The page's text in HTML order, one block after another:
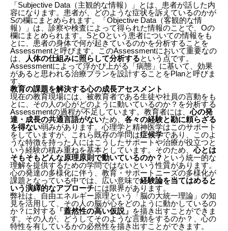
「Subjective Data（主観的な情報）」とは、患者が話した内
容になります。患者が、どのような症状を訴えているのかが
Sの欄にまとめられます。「Objective Data（客観的な情
報）」は、診察や検査によって得られた情報のことで、Oの
欄にまとめられます。SとOという患者についての情報をも
とに、患者の身体で何が起きているのかを分析することを
Assessmentと呼びます。このAssessmentにおいて重要なの
は、
人体の仕組みに照らして分析するという点です。
Assessmentによって浮かび上がる「病態」に基いて、効果
があると思われる治療プランを設計することをPlanと呼びま
す。
教育の課題を解決する心の成長アセスメント
現在の教育現場には、被教育者である生徒や社員の言動をも
とに、その人の心がどのように動いているのか？を分析する
Assessmentの過程が不足しています。教育者には、心の発
達・成長の共通言語がないため、 各々の経験と勘に頼らざる
を得ない弱みがあります。心理学と精神医学はこのサポート
をしていますが、これら既存の学問は症候学であり、このよ
うな特徴を持った人にはこうしたサポートや治療が役立つと
いう経験の積み重ねを基本としています。そのため、心とは
そもそもどんな原理原則で動いているのか？ という統一的な
理解を提供するための学問ではないという性質があります。
心の発達の多様化に伴う、教育・サポートニーズの多様化が
課題となっている中では、広い意味で経験論を当てはめると
いう演繹的なアプローチには限界があります。
弊社は、自由エネルギー原理という「脳の大統一理論」の知
見を活用して、その人の脳が心をどのように動かしているの
か？に対する
「蓋然性の高い仮説」 を描き出すことができま
す。その人が、どうしてそのような言動をするのか？、心の
特性を有しているかの必然性を描き出すことができます。